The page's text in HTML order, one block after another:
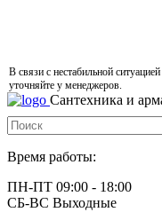
В связи с нестабильной
уточняйте у менеджеров.
Сантехника и
Время работы:
ПН-ПТ 09:00 - 18:00
СБ-ВС Выходные